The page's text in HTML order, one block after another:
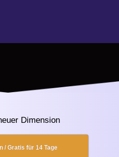
Dimension
/ Gratis für 14 Tage